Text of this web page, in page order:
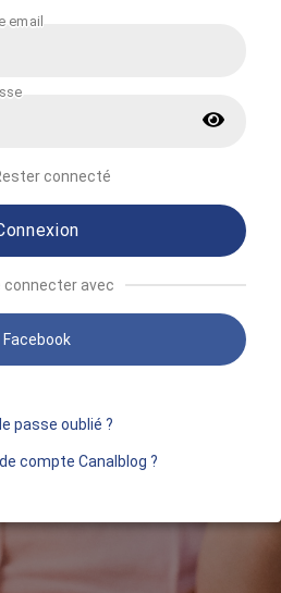
connecté
connecter avec
Facebook
passe oublié ?
compte Canalblog ?